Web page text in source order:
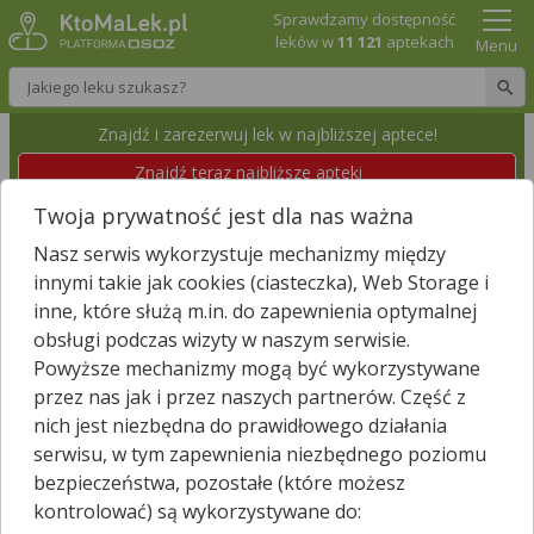
Wpisz nazwę leku
Sprawdzamy dostępność
leków w11 121 aptekach Menu
Znajdź i zarezerwuj lek w najbliższej aptece!
Znajdź teraz najbliższe apteki
APTEKA "POD ŚW. ANTONIM"
Wrocław, Średzka 33 Wyświetl numer
Id apteki: 930 100 Dzisiaj czynna08:00 – 21:00
Znajdź leki w okolicy i zarezerwuj
Godziny otwarcia
poniedziałek - piątek
Twoja prywatność jest dla nas ważna
Nasz serwis wykorzystuje mechanizmy między
innymi takie jak cookies (ciasteczka), Web Storage i
inne, które służą m.in. do zapewnienia optymalnej
obsługi podczas wizyty w naszym serwisie.
Powyższe mechanizmy mogą być wykorzystywane
przez nas jak i przez naszych partnerów. Część z
nich jest niezbędna do prawidłowego działania
serwisu, w tym zapewnienia niezbędnego poziomu
bezpieczeństwa, pozostałe (które możesz
kontrolować) są wykorzystywane do: